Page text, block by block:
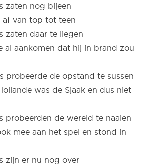
zaten nog bijeen
af van top tot teen
zaten daar te liegen
al aankomen dat hij in brand zou
probeerde de opstand te sussen
was de Sjaak en dus niet
probeerden de wereld te naaien
mee aan het spel en stond in
zijn er nu nog over